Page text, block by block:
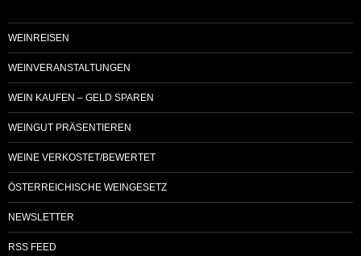
WEINREISEN
WEINVERANSTALTUNGEN
WEIN KAUFEN – GELD SPAREN
WEINGUT PRÄSENTIEREN
WEINE VERKOSTET/BEWERTET
ÖSTERREICHISCHE WEINGESETZ
NEWSLETTER
RSS FEED